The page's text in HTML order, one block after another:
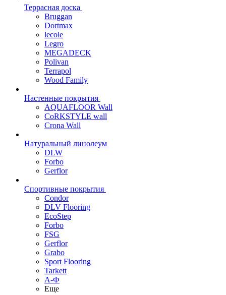
Террасная доска
Bruggan
Dortmax
lecole
Legro
MEGADECK
Polivan
Terrapol
Wood Family
Настенные покрытия
AQUAFLOOR Wall
CoRKSTYLE wall
Crona Wall
Натуральный линолеум
DLW
Forbo
Gerflor
Спортивные покрытия
Condor
DLV Flooring
EcoStep
Forbo
FSG
Gerflor
Grabo
Sport Flooring
Tarkett
А-Ф
Еще